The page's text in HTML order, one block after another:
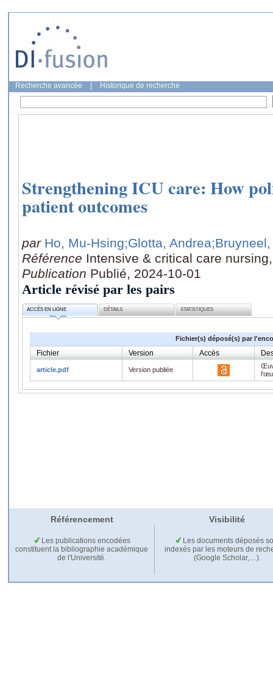
Recherche avancée Historique de recherche
Strengthening ICU care: How
patient outcomes
par Ho, Mu-Hsing;Glotta, Andrea
Référence Intensive & critical care
Publication Publié, 2024-10-01
Article révisé par les pairs
ACCÈS EN LIGNE DÉTAILS STATISTIQUES
Fichier(s) déposé(s) par
Fichier Version Accès
article.pdf Version publiée
Référencement Visibilité
Les publications encodées
constituent la bibliographie académique
de l'Université.
Les documents déposés
indexés par les moteurs de
(Google Scholar,…).